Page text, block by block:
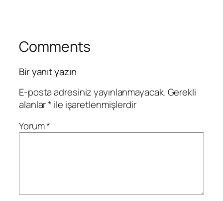
Comments
Bir yanıt yazın
E-posta adresiniz yayınlanmayacak.Gerekli
alanlar* ile işaretlenmişlerdir
Yorum*